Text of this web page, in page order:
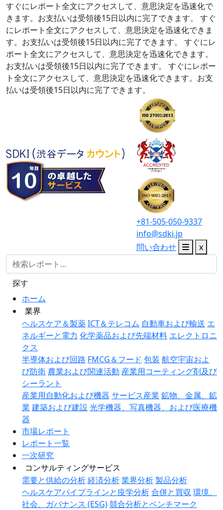
すぐにレポート全文にアクセスして、意思決定を迅速化で
きます。お支払いは受領後15日以内に完了できます。
すぐ
にレポート全文にアクセスして、意思決定を迅速化できま
す。お支払いは受領後15日以内に完了できます。
すぐにレ
ポート全文にアクセスして、意思決定を迅速化できます。
お支払いは受領後15日以内に完了できます。
すぐにレポー
ト全文にアクセスして、意思決定を迅速化できます。お支
払いは受領後15日以内に完了できます。
+81-505-050-9337
info@sdki.jp
問い合わせ
x
ホーム
業界
ヘルスケア＆製薬ICT＆テレコム 自動車および輸送 エ
ネルギーと電力 化学薬品および先端材料 エレクトロニ
クス
半導体および回路 FMCG＆フード 包装 航空宇宙およ
び防衛 農業および関連活動 産業用コーティング剤及び
シーラント
産業用自動化および機器 サービス産業 鉱物、金属、鉱
業 建築および建設 光学機器、写真機器、および医療機
器
市場レポート
レポート一覧
一次研究
コンサルティングサービス
需要と供給の分析経済分析業界分析製品分析
ヘルスケアパイプラインと疫学分析合併と買収 環境、
社会、ガバナンス (ESG)競合分析とベンチマーク
探す